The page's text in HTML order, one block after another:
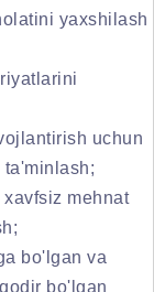
yaxshilash
uchun
mehnat
bo'lgan va
bo'lgan